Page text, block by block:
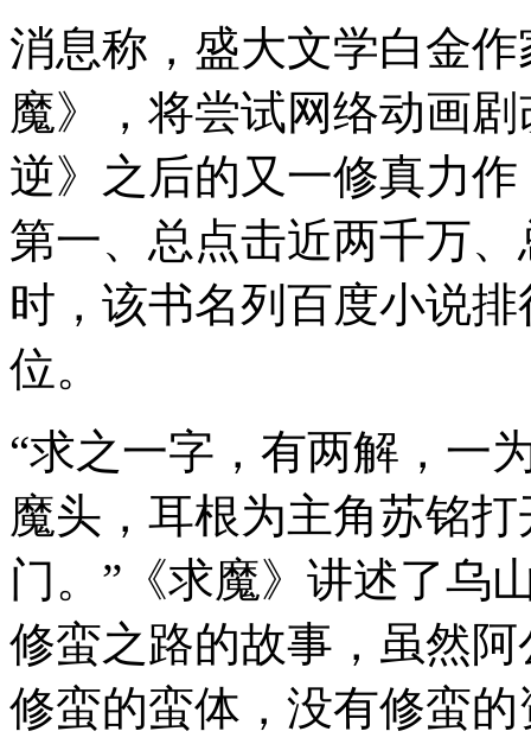
消息称，盛大文学白金
魔》，将尝试网络动画
逆》之后的又一修真力
第一、总点击近两千万
时，该书名列百度小说
位。
“求之一字，有两解，一
魔头，耳根为主角苏铭
门。”《求魔》讲述了乌
修蛮之路的故事，虽然
修蛮的蛮体，没有修蛮